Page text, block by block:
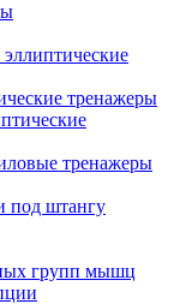
тренажеры
тренажеры
под штангу
групп мышц